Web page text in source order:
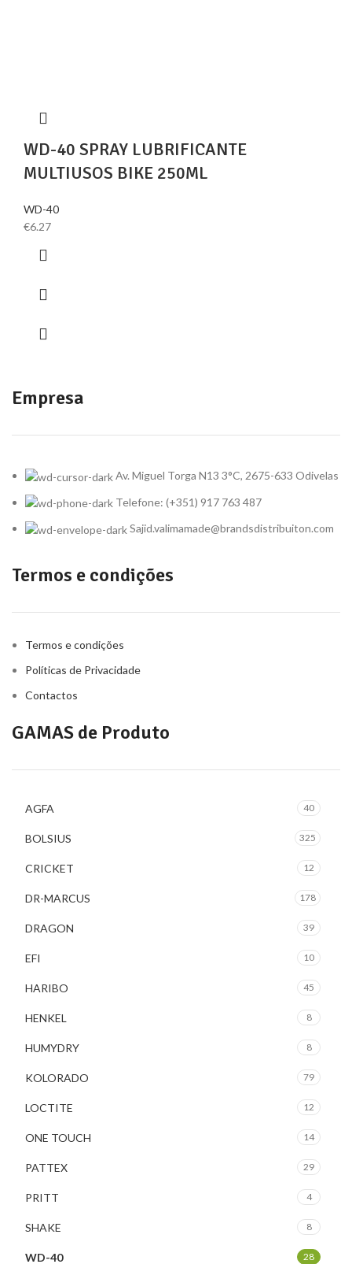
WD-40 SPRAY LUBRIFICANTE
MULTIUSOS BIKE 250ML
WD-40
€6.27
Empresa
Av. Miguel Torga N13 3°C, 2675-633 Odivelas
Telefone: (+351) 917 763 487
Sajid.valimamade@brandsdistribuiton.com
Termos e condições
Termos e condições
Políticas de Privacidade
Contactos
GAMAS de Produto
AGFA 40
BOLSIUS 325
CRICKET 12
DR-MARCUS 178
DRAGON 39
EFI 10
HARIBO 45
HENKEL 8
HUMYDRY 8
KOLORADO 79
LOCTITE 12
ONE TOUCH 14
PATTEX 29
PRITT 4
SHAKE 8
WD-40 28